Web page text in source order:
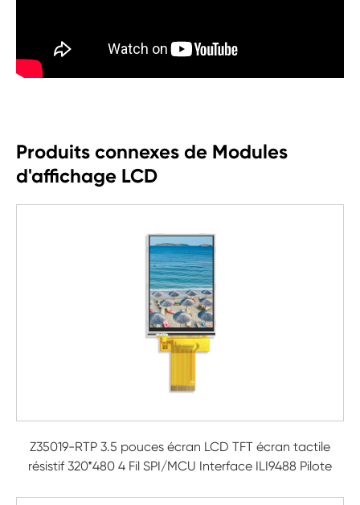
Produits connexes de Modules
d'affichage LCD
Z35019-RTP 3.5 pouces écran LCD TFT écran tactile
résistif 320*480 4 Fil SPI/MCU Interface ILI9488 Pilote